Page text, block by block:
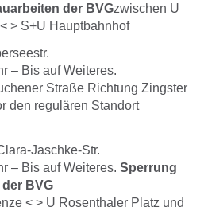
der BVGzwischen U
> S+U Hauptbahnhof
– Bis auf Weiteres.
Straße Richtung Zingster
den regulären Standort
Jaschke-Str.
– Bis auf Weiteres. Sperrung
BVG
< > U Rosenthaler Platz und